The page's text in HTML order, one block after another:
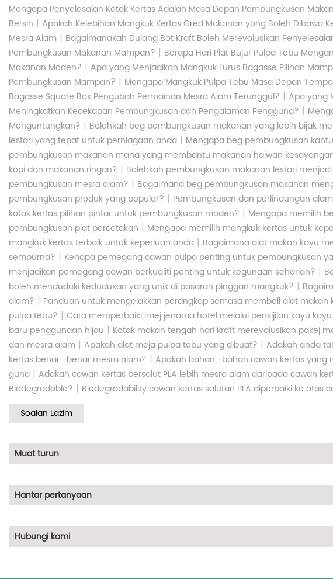
Mengapa Penyelesaian Kotak Kertas Adalah Masa Depan Pembungkusan
Bersih | Apakah Kelebihan Mangkuk Kertas Gred Makanan yang Boleh Dibawa
Mesra Alam | Bagaimanakah Dulang Bot Kraft Boleh Merevolusikan
Pembungkusan Makanan Mampan? | Berapa Hari Plat Bujur Pulpa Tebu
Makanan Moden? | Apa yang Menjadikan Mangkuk Lurus Bagasse Pilihan
Pembungkusan Mampan? | Mengapa Mangkuk Pulpa Tebu Masa Depan
Bagasse Square Box Pengubah Permainan Mesra Alam Terunggul? | Apa yang
Meningkatkan Kecekapan Pembungkusan dan Pengalaman Pengguna? |
Menguntungkan? | Bolehkah beg pembungkusan makanan yang lebih bijak
lestari yang tepat untuk perniagaan anda | Mengapa beg pembungkusan
pembungkusan makanan mana yang membantu makanan haiwan
kopi dan makanan ringan? | Bolehkah pembungkusan makanan lestari
pembungkusan mesra alam? | Bagaimana beg pembungkusan makanan
pembungkusan produk yang popular? | Pembungkusan dan perlindungan
kotak kertas pilihan pintar untuk pembungkusan moden? | Mengapa memilih
pembungkusan plat percetakan | Mengapa memilih mangkuk kertas untuk
mangkuk kertas terbaik untuk keperluan anda | Bagaimana alat makan kayu
sempurna? | Kenapa pemegang cawan pulpa penting untuk pembungkusan
menjadikan pemegang cawan berkualiti penting untuk kegunaan seharian? |
boleh menduduki kedudukan yang unik di pasaran pinggan mangkuk? |
alam? | Panduan untuk mengelakkan perangkap semasa membeli alat
pulpa tebu? | Cara memperbaiki imej jenama hotel melalui pensijilan kayu kayu
baru penggunaan hijau | Kotak makan tengah hari kraft merevolusikan pakej
dan mesra alam | Apakah alat meja pulpa tebu yang dibuat? | Adakah anda
kertas benar -benar mesra alam? | Apakah bahan -bahan cawan kertas yang
guna | Adakah cawan kertas bersalut PLA lebih mesra alam daripada cawan
Biodegradable? | Biodegradability cawan kertas salutan PLA diperbaiki ke atas
Soalan Lazim
Muat turun
Hantar pertanyaan
Hubungi kami